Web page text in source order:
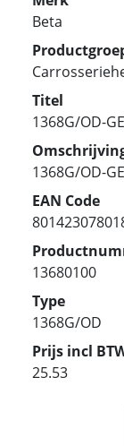
Beta
Titel
1368G/OD-
1368G/OD-
EAN Code
13680100
Type
1368G/OD
Prijs incl
25.53